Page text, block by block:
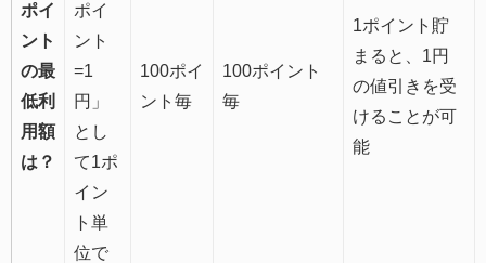
ポイ
ント
の最
低利
用額
は？
ポイ
ント
=1
円」
とし
て1ポ
イン
ト単
位で
100ポイ
ント毎
100ポイント
毎
1ポイント貯
まると、1円
の値引きを受
けることが可
能